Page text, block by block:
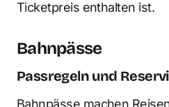
Ticketpreis enthalten ist.
Bahnpässe
Passregeln und